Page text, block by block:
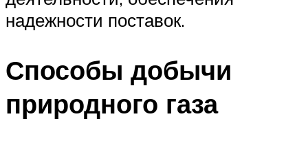
надежности поставок.
Способы добычи
природного газа